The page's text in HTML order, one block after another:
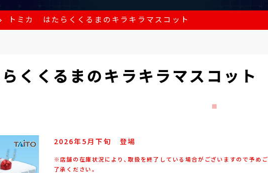
トミカ はたらくくるまのキラキラマスコット
くくるまのキラキラマスコット
2026年5月下旬 登場
※店舗の在庫状況により、取扱を終了している場合がございますので予めご
了承ください。